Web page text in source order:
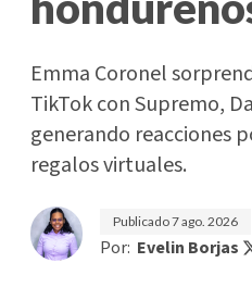
Emma Coronel
TikTok con Supremo,
generando reacciones
regalos virtuales.
Publicado7 ago. 2026
Por: Evelin Borjas